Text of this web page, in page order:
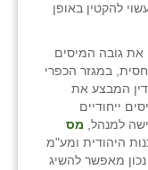
להקטין באופן
את גובה המיסים
במגזר הכפרי
המבצע את
ייחודיים
למנהל, מס
היהודית ומע"מ
מאפשר להשיג